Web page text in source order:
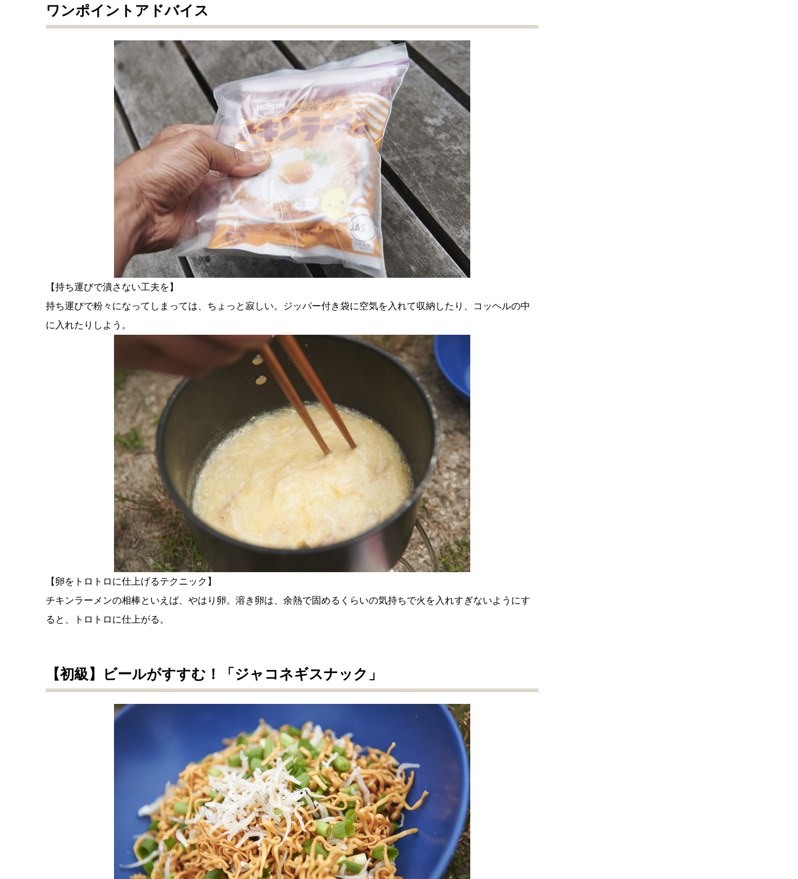
ワンポイントアドバイス
【持ち運びで潰さない工夫を】
持ち運びで粉々になってしまっては、ちょっと寂しい。ジッパー付き袋に空気を入れて収納したり、コッヘルの中
に入れたりしよう。
【卵をトロトロに仕上げるテクニック】
チキンラーメンの相棒といえば、やはり卵。溶き卵は、余熱で固めるくらいの気持ちで火を入れすぎないようにす
ると、トロトロに仕上がる。
【初級】ビールがすすむ！「ジャコネギスナック」